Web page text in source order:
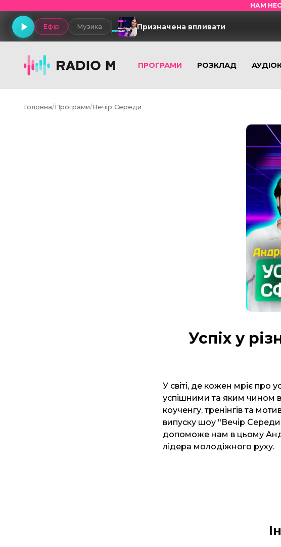
НАМ
Ефір Музика Призначена впливати
ПРОГРАМИ РОЗКЛАД
Головна/Програми/Вечір Середи
Успіх у
У світі, де кожен мріє про
успішними та яким чином
коученгу, тренінгів та
випуску шоу "Вечір
допоможе нам в цьому
лідера молодіжного руху.